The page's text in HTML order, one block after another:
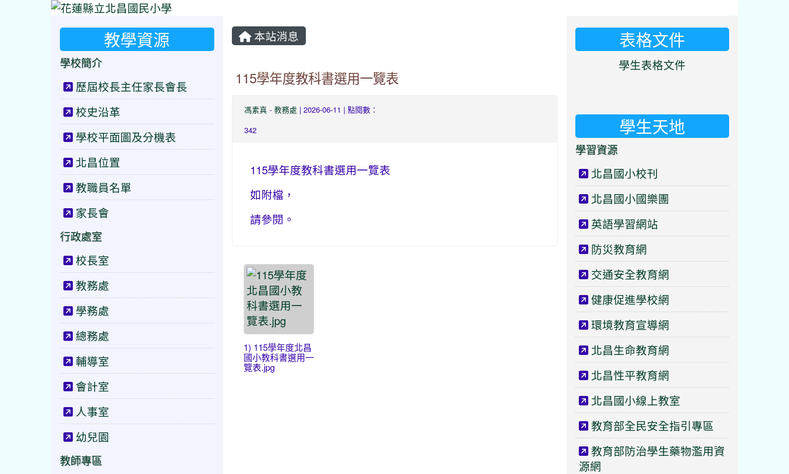
本站消息
115學年度教科書選用一覽表
馮素真 - 教務處 | 2026-06-11 | 點閱數：
342
115學年度教科書選用一覽表
如附檔，
請參閱。
1) 115學年度北昌
國小教科書選用一
覽表.jpg
教學資源
學校簡介
歷屆校長主任家長會長
校史沿革
學校平面圖及分機表
北昌位置
教職員名單
家長會
行政處室
校長室
教務處
學務處
總務處
輔導室
會計室
人事室
幼兒園
教師專區
表格文件
學生表格文件
學生天地
學習資源
北昌國小校刊
北昌國小國樂團
英語學習網站
防災教育網
交通安全教育網
健康促進學校網
環境教育宣導網
北昌生命教育網
北昌性平教育網
北昌國小線上教室
教育部全民安全指引專區
教育部防治學生藥物濫用資
源網